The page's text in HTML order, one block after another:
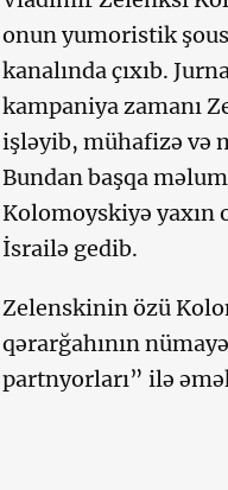
onun yumoristik
kanalında çıxıb.
kampaniya zamanı
işləyib, mühafizə və
Bundan başqa
Kolomoyskiyə yaxın
İsrailə gedib.
Zelenskinin özü
qərarğahının
partnyorları” ilə